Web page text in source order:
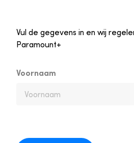
Vul de gegevens in en wij
Paramount+
Voornaam